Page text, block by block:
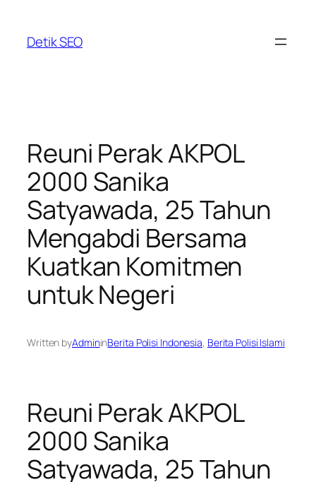
content
Detik SEO
Reuni Perak AKPOL
2000 Sanika
Satyawada, 25 Tahun
Mengabdi Bersama
Kuatkan Komitmen
untuk Negeri
Written byAdmininBerita Polisi Indonesia, Berita Polisi Islami
Reuni Perak AKPOL
2000 Sanika
Satyawada, 25 Tahun